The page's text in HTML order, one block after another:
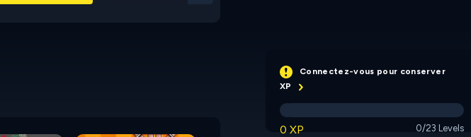
Connectez-vous pour conserver
XP
0 XP 0/23 Levels